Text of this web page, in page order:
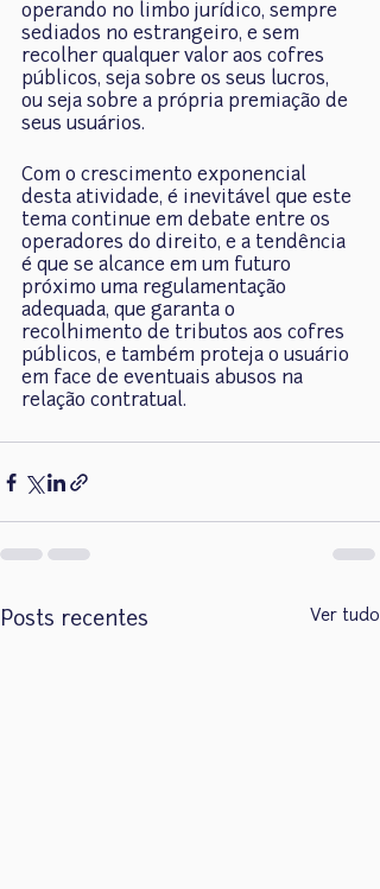
operando no limbo jurídico, sempre
sediados no estrangeiro, e sem
recolher qualquer valor aos cofres
públicos, seja sobre os seus lucros,
ou seja sobre a própria premiação de
seus usuários.
Com o crescimento exponencial
desta atividade, é inevitável que este
tema continue em debate entre os
operadores do direito, e a tendência
é que se alcance em um futuro
próximo uma regulamentação
adequada, que garanta o
recolhimento de tributos aos cofres
públicos, e também proteja o usuário
em face de eventuais abusos na
relação contratual.
Posts recentes Ver tudo